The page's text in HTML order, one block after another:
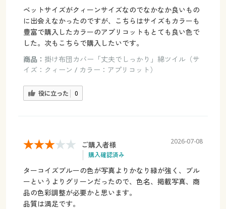
ベットサイズがクィーンサイズなのでなかなか良いもの
に出会えなかったのですが、こちらはサイズもカラーも
豊富で購入したカラーのアプリコットもとても良い色で
した。次もこちらで購入したいです。
商品： 掛け布団カバー「丈夫でしっかり」綿ツイル（サ
イズ：クィーン / カラー：アプリコット）
役に立った 0
ご購入者様
購入確認済み
2026-07-08
ターコイズブルーの色が写真よりかなり緑が強く、ブル
ーというよりグリーンだったので、色名、掲載写真、商
品の色彩調整が必要かと思います。
品質は満足です。